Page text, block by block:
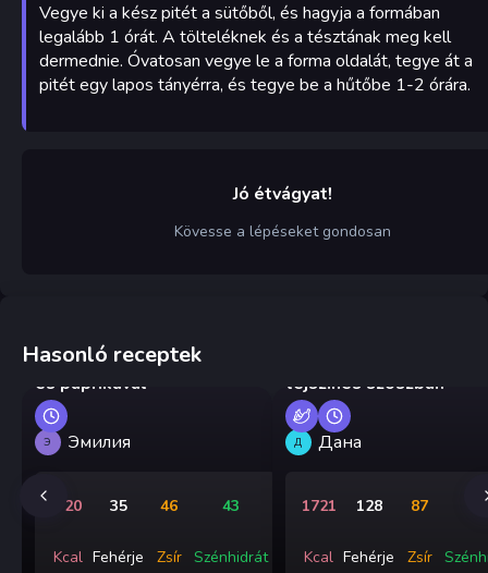
Vegye ki a kész pitét a sütőből, és hagyja a formában
legalább 1 órát. A tölteléknek és a tésztának meg kell
dermednie. Óvatosan vegye le a forma oldalát, tegye át a
pitét egy lapos tányérra, és tegye be a hűtőbe 1-2 órára.
Jó étvágyat!
Kövesse a lépéseket gondosan
Hasonló receptek
Grúz tojás paradicsommal
és paprikával
Э Эмилия
720
Kcal
35
Fehérje
46
Zsír
43
Szénhidrát
tejszínes szószban
Д Дана
1721
Kcal
128
Fehérje
87
Zsír